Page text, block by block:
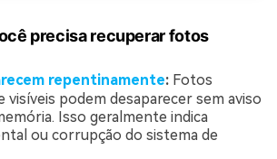
precisa recuperar fotos
repentinamente: Fotos
podem desaparecer sem aviso
Isso geralmente indica
ou corrupção do sistema de